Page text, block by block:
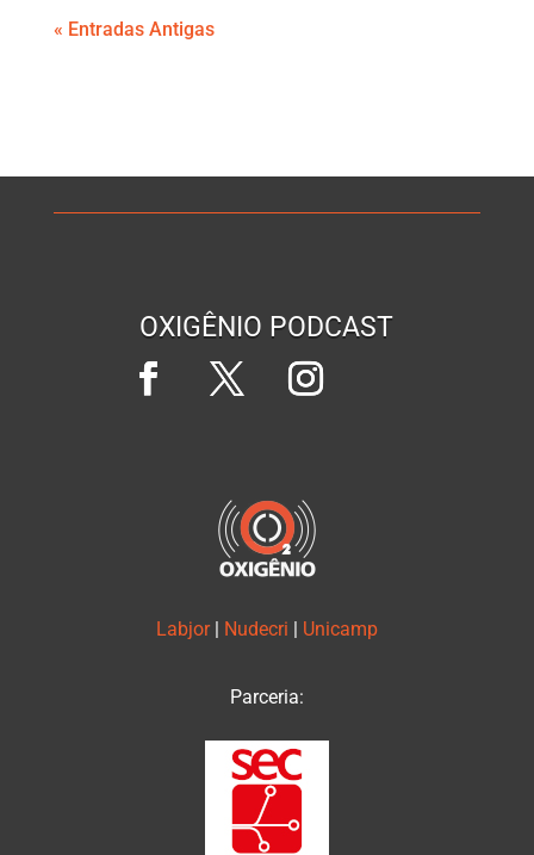
« Entradas Antigas
OXIGÊNIO PODCAST
Labjor | Nudecri | Unicamp
Parceria: